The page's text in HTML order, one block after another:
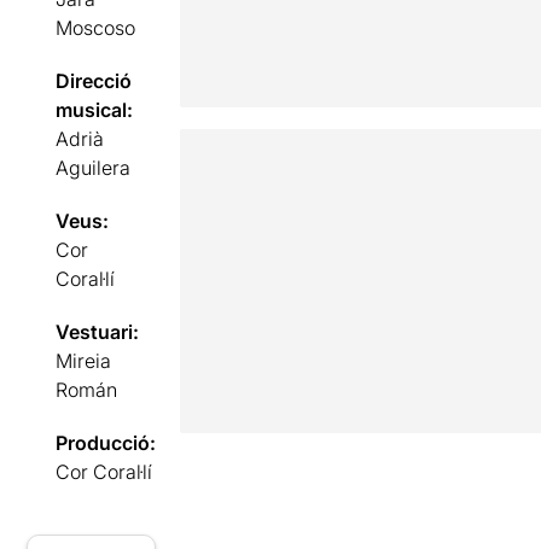
Moscoso
Direcció
musical:
Adrià
Aguilera
Veus:
Cor
Coral·lí
Vestuari:
Mireia
Román
Producció:
Cor Coral·lí